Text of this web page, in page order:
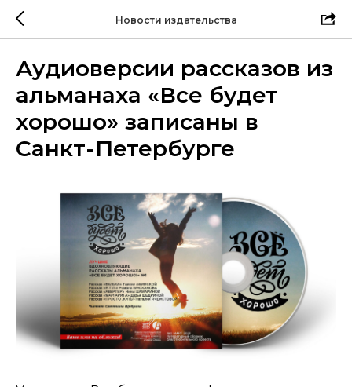
Новости издательства
Аудиоверсии рассказов из
альманаха «Все будет
хорошо» записаны в
Санкт-Петербурге